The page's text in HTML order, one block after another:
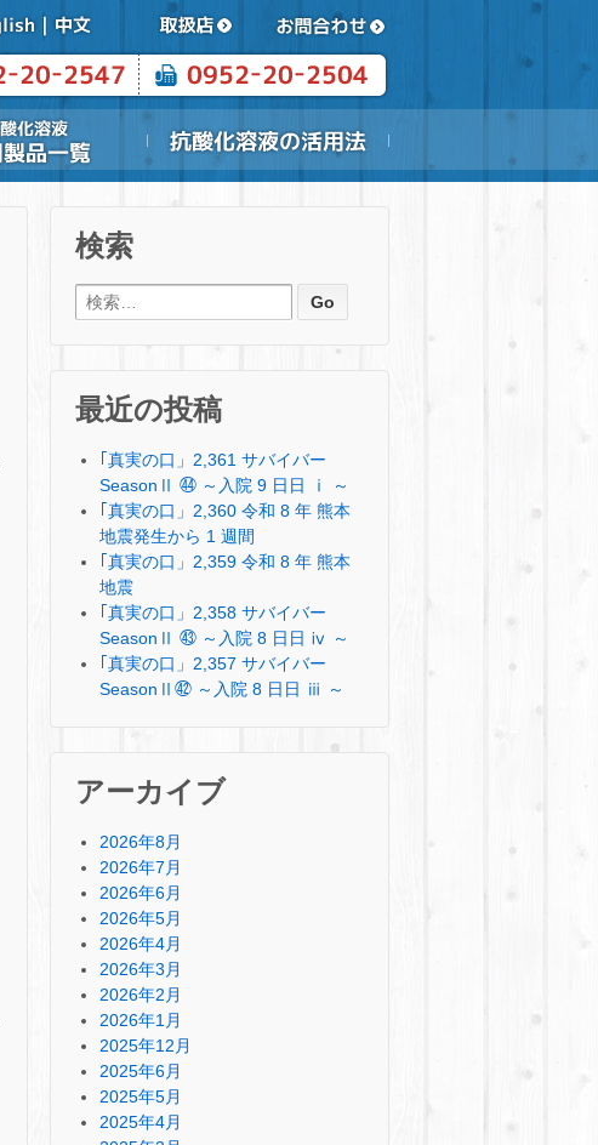
検索
検索:
最近の投稿
｢真実の口」2,361 サバイバー
SeasonⅡ ㊹ ～入院 9 日日 ⅰ ～
｢真実の口」2,360 令和 8 年 熊本
地震発生から 1 週間
｢真実の口」2,359 令和 8 年 熊本
地震
｢真実の口」2,358 サバイバー
SeasonⅡ ㊸ ～入院 8 日日 ⅳ ～
｢真実の口」2,357 サバイバー
SeasonⅡ㊷ ～入院 8 日日 ⅲ ～
アーカイブ
2026年8月
2026年7月
2026年6月
2026年5月
2026年4月
2026年3月
2026年2月
2026年1月
2025年12月
2025年6月
2025年5月
2025年4月